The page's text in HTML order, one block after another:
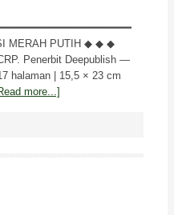
MERAH PUTIH ◆ ◆ ◆
Penerbit Deepublish —
halaman | 15,5 × 23 cm
more...]